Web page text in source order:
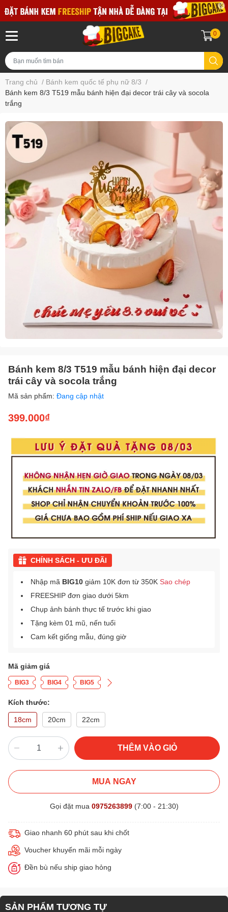
0
Trang chủ / Bánh kem quốc tế phụ nữ 8/3 /
Bánh kem 8/3 T519 mẫu bánh hiện đại decor trái cây và socola
trắng
Bánh kem 8/3 T519 mẫu bánh hiện đại decor
trái cây và socola trắng
Mã sản phẩm: Đang cập nhật
399.000₫
CHÍNH SÁCH - ƯU ĐÃI
Nhập mã BIG10 giảm 10K đơn từ 350K Sao chép
FREESHIP đơn giao dưới 5km
Chụp ảnh bánh thực tế trước khi giao
Tặng kèm 01 mũ, nến tuổi
Cam kết giống mẫu, đúng giờ
Mã giảm giá
BIG3 BIG4 BIG5
Kích thước:
18cm 20cm 22cm
THÊM VÀO GIỎ
MUA NGAY
Gọi đặt mua 0975263899(7:00 - 21:30)
Giao nhanh 60 phút sau khi chốt
Voucher khuyến mãi mỗi ngày
Đền bù nếu ship giao hỏng
SẢN PHẨM TƯƠNG TỰ